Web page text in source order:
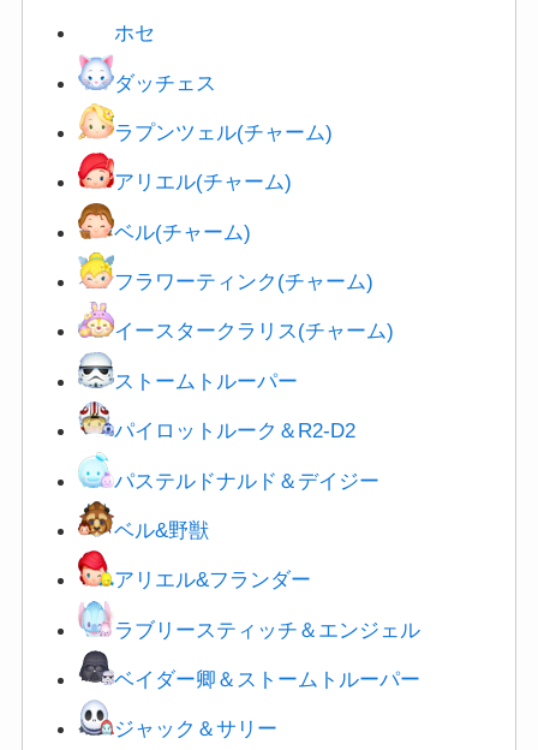
ダッチェス
ラプンツェル(チャーム)
アリエル(チャーム)
フラワーティンク(チャーム)
イースタークラリス(チャーム)
ストームトルーパー
パイロットルーク＆R2-D2
パステルドナルド＆デイジー
ベル&野獣
アリエル&フランダー
ラブリースティッチ＆エンジェル
ベイダー卿＆ ストームトルーパー
ジャック＆サリー